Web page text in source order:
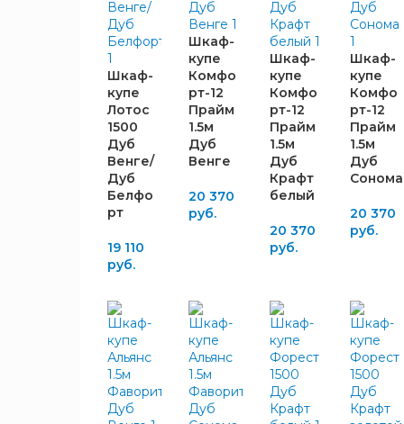
5
7
ШИРИНА,
16
ВЫСОТА,
11
ГЛУБИНА,
Шкаф-
купе
Лотос
1500
Дуб
Венге/
Дуб
Белфо
рт
19 110
руб.
Шкаф-
купе
Комфо
рт-12
Прайм
1.5м
Дуб
Венге
20 370
руб.
Шкаф-
купе
Комфо
рт-12
Прайм
1.5м
Дуб
Крафт
белый
20 370
руб.
Шкаф-
купе
Комфо
рт-12
Прайм
1.5м
Дуб
Сонома
20 370
руб.